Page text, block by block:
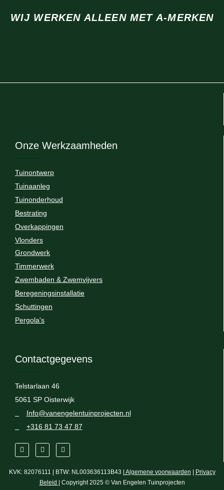
WIJ WERKEN ALLEEN MET A-MERKEN
Onze Werkzaamheden
Tuinontwerp
Tuinaanleg
Tuinonderhoud
Bestrating
Overkappingen
Vlonders
Grondwerk
Timmerwerk
Zwembaden & Zwemvijvers
Beregeningsinstallatie
Schuttingen
Pergola's
Contactgegevens
Telstarlaan 46
5061 SP Oisterwijk
Info@vanengelentuinprojecten.nl
+316 81 73 47 87
KVK: 82076111 | BTW: NL003636113B43 | Algemene voorwaarden
Privacy
Beleid
| Copyright 2025 © Van Engelen Tuinprojecten